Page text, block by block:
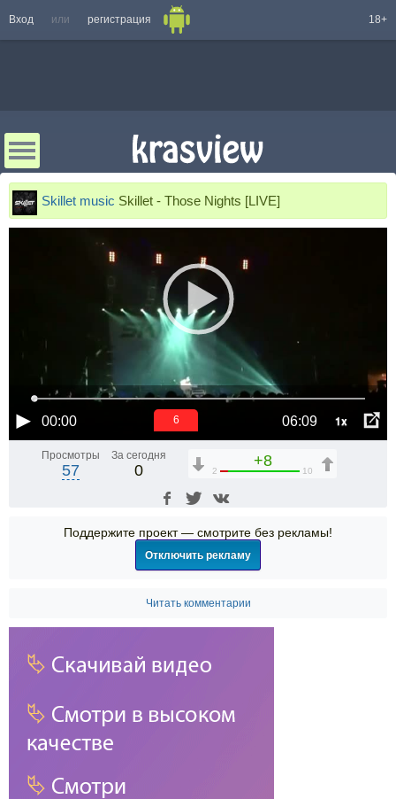
Вход или регистрация 18+
Skillet music Skillet - Those Nights [LIVE]
00:00 06:09 1x
6
Просмотры
57
За сегодня
0
+8
2 10
Поддержите проект — смотрите без рекламы!
Отключить рекламу
Читать комментарии